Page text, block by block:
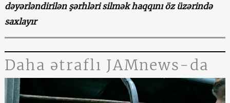
dəyərləndirilən şərhləri silmək haqqını öz üzərində
saxlayır
Daha ətraflı JAMnews-da